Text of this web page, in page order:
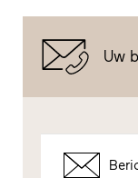
Uw